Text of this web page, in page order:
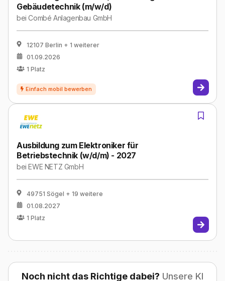
Gebäudetechnik (m/w/d)
beiCombé Anlagenbau GmbH
12107 Berlin + 1 weiterer
01.09.2026
1 Platz
Ausbildung zum Elektroniker für
Betriebstechnik (w/d/m) - 2027
beiEWE NETZ GmbH
49751 Sögel + 19 weitere
01.08.2027
1 Platz
Noch nicht das Richtige dabei? Unsere KI